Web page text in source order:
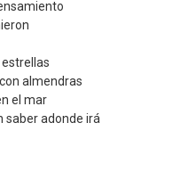
almendras
el mar
saber adonde irá